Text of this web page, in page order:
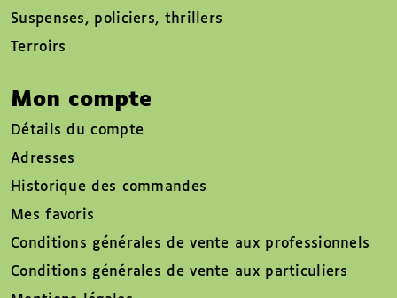
Suspenses, policiers, thrillers
Terroirs
Mon compte
Détails du compte
Adresses
Historique des commandes
Mes favoris
Conditions générales de vente aux professionnels
Conditions générales de vente aux particuliers